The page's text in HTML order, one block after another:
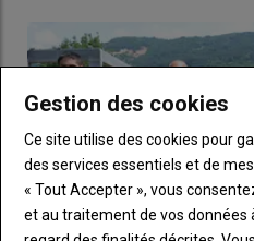
Gestion des cookies
Ce site utilise des cookies pour
des services essentiels et de
« Tout Accepter », vous
et au traitement de vos données